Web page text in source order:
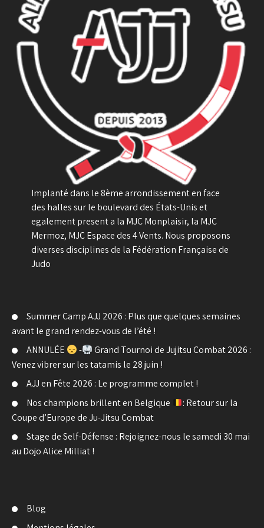
Implanté dans le 8ème arrondissement en face
des halles sur le boulevard des États-Unis et
egalement present a la MJC Monplaisir, la MJC
Mermoz, MJC Espace des 4 Vents. Nous proposons
diverses disciplines de la Fédération Française de
Judo
Summer Camp AJJ 2026 : Plus que quelques semaines
avant le grand rendez-vous de l’été !
ANNULÉE
-
Grand Tournoi de Jujitsu Combat 2026 :
Venez vibrer sur les tatamis le 28 juin !
AJJ en Fête 2026 : Le programme complet !
Nos champions brillent en Belgique
: Retour sur la
Coupe d’Europe de Ju-Jitsu Combat
Stage de Self-Défense : Rejoignez-nous le samedi 30 mai
au Dojo Alice Milliat !
Blog